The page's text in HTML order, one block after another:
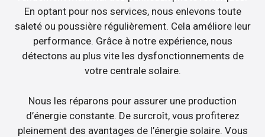
En optant pour nos services, nous enlevons toute
saleté ou poussière régulièrement. Cela améliore leur
performance. Grâce à notre expérience, nous
détectons au plus vite les dysfonctionnements de
votre centrale solaire.
Nous les réparons pour assurer une production
d’énergie constante. De surcroît, vous profiterez
pleinement des avantages de l’énergie solaire. Vous